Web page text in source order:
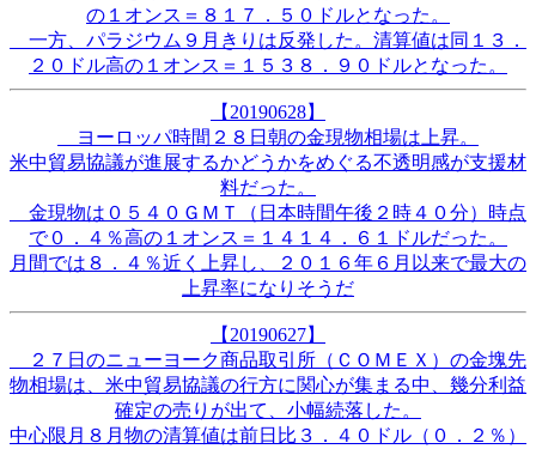
の１オンス＝８１７．５０ドルとなった。
一方、パラジウム９月きりは反発した。清算値は同１３．
２０ドル高の１オンス＝１５３８．９０ドルとなった。
【20190628】
ヨーロッパ時間２８日朝の金現物相場は上昇。
米中貿易協議が進展するかどうかをめぐる不透明感が支援材
料だった。
金現物は０５４０ＧＭＴ（日本時間午後２時４０分）時点
で０．４％高の１オンス＝１４１４．６１ドルだった。
月間では８．４％近く上昇し、２０１６年６月以来で最大の
上昇率になりそうだ
【20190627】
２７日のニューヨーク商品取引所（ＣＯＭＥＸ）の金塊先
物相場は、米中貿易協議の行方に関心が集まる中、幾分利益
確定の売りが出て、小幅続落した。
中心限月８月物の清算値は前日比３．４０ドル（０．２％）